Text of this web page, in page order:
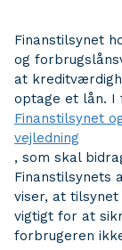
Finanstilsynet
og
at
optage et lån. I
Finanstilsynet
vejledning
, som skal
Finanstilsynets
viser, at
vigtigt for at
forbrugeren